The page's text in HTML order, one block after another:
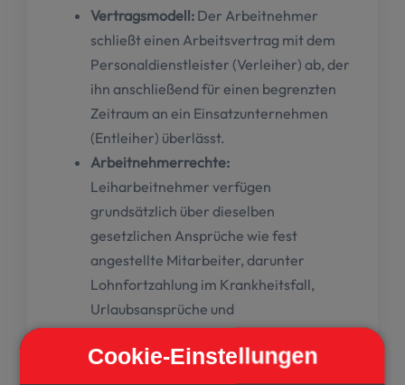
Cookie-Einstellungen
Vertragsmodell: Der Arbeitnehmer
schließt einen Arbeitsvertrag mit dem
Personaldienstleister (Verleiher) ab, der
ihn anschließend für einen begrenzten
Zeitraum an ein Einsatzunternehmen
(Entleiher) überlässt.
Arbeitnehmerrechte:
Leiharbeitnehmer verfügen
grundsätzlich über dieselben
gesetzlichen Ansprüche wie fest
angestellte Mitarbeiter, darunter
Lohnfortzahlung im Krankheitsfall,
Urlaubsansprüche und
Kündigungsschutz.
Integration im Kundenbetrieb:Während